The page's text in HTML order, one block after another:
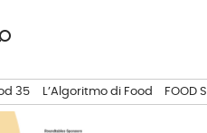
35 L’Algoritmo di Food FOOD